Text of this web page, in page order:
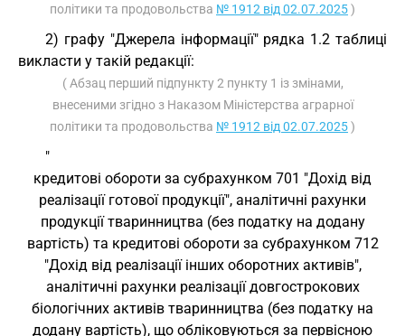
політики та продовольства № 1912 від 02.07.2025)
2) графу "Джерела інформації" рядка 1.2 таблиці
викласти у такій редакції:
( Абзац перший підпункту 2 пункту 1 із змінами,
внесеними згідно з Наказом Міністерства аграрної
політики та продовольства № 1912 від 02.07.2025)
"
кредитові обороти за субрахунком 701 "Дохід від
реалізації готової продукції", аналітичні рахунки
продукції тваринництва (без податку на додану
вартість) та кредитові обороти за субрахунком 712
"Дохід від реалізації інших оборотних активів",
аналітичні рахунки реалізації довгострокових
біологічних активів тваринництва (без податку на
додану вартість), що обліковуються за первісною